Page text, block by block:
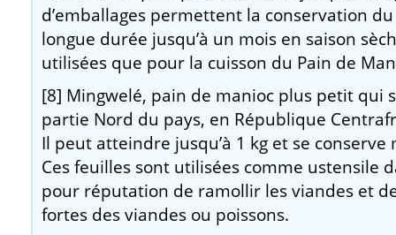
d’emballages permettent la conservation
longue durée jusqu’à un mois en saison
utilisées que pour la cuisson du Pain de
[8] Mingwelé, pain de manioc plus petit qui
partie Nord du pays, en République
Il peut atteindre jusqu’à 1 kg et se
Ces feuilles sont utilisées comme ustensile
pour réputation de ramollir les viandes et
fortes des viandes ou poissons.